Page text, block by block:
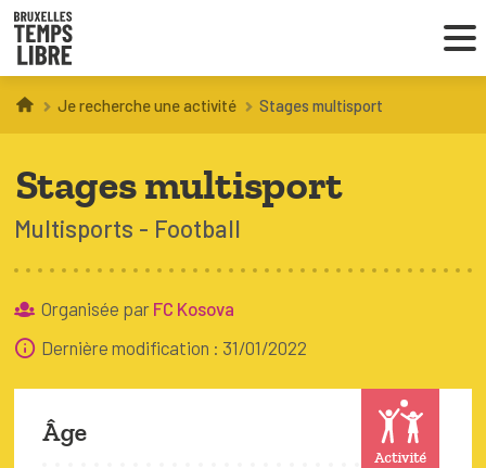
Infos parents
Coordinations ATL
À BRUXELLES
Je recherche une activité Stages multisport
Stages multisport
Multisports Football
Organisée par FC Kosova
Dernière modification : 31/01/2022
Activité
Âge